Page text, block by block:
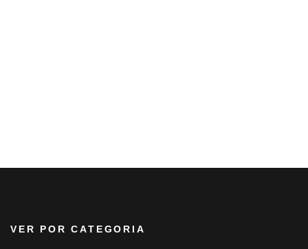
VER POR CATEGORIA